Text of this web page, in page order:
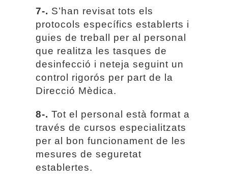
7-. S’han revisat tots els
protocols específics establerts i
guies de treball per al personal
que realitza les tasques de
desinfecció i neteja seguint un
control rigorós per part de la
Direcció Mèdica.
8-. Tot el personal està format a
través de cursos especialitzats
per al bon funcionament de les
mesures de seguretat
establertes.